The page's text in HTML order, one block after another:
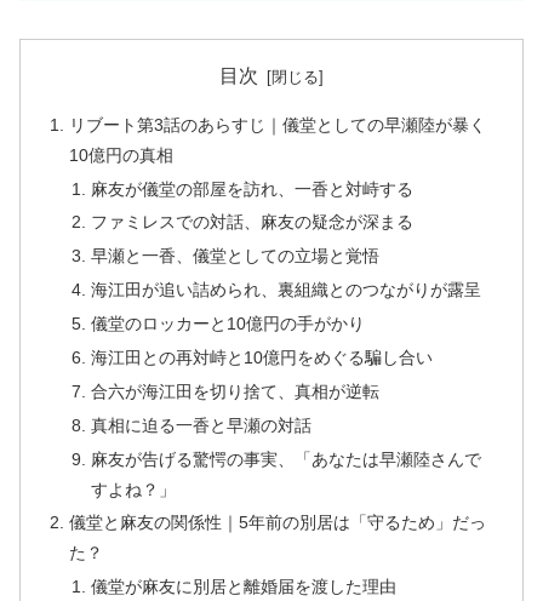
目次
リブート第3話のあらすじ｜儀堂としての早瀬陸が暴く
10億円の真相
麻友が儀堂の部屋を訪れ、一香と対峙する
ファミレスでの対話、麻友の疑念が深まる
早瀬と一香、儀堂としての立場と覚悟
海江田が追い詰められ、裏組織とのつながりが露呈
儀堂のロッカーと10億円の手がかり
海江田との再対峙と10億円をめぐる騙し合い
合六が海江田を切り捨て、真相が逆転
真相に迫る一香と早瀬の対話
麻友が告げる驚愕の事実、「あなたは早瀬陸さんで
すよね？」
儀堂と麻友の関係性｜5年前の別居は「守るため」だっ
た？
儀堂が麻友に別居と離婚届を渡した理由